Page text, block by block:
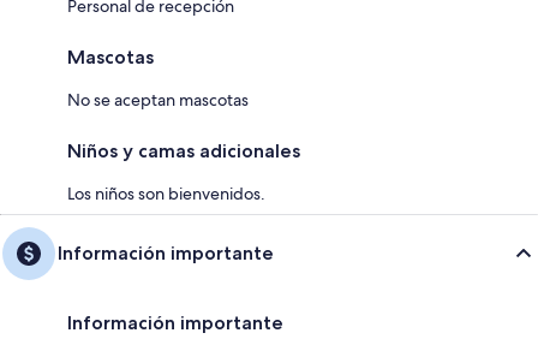
Personal de recepción
Mascotas
No se aceptan mascotas
Niños y camas adicionales
Los niños son bienvenidos.
Información importante
Información importante